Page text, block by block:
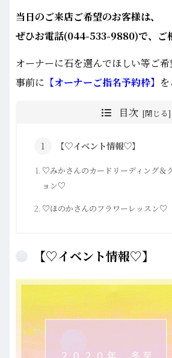
当日のご来店ご希望のお客様は、
ぜひお電話(044-533-9880)で、ご
オーナーに石を選んでほしい等ご希
事前に 【オーナーご指名予約枠】
目次
【♡イベント情報♡】
♡みかさんのカードリーディング＆
ョン♡
♡ほのかさんのフラワーレッスン♡
【♡イベント情報♡】